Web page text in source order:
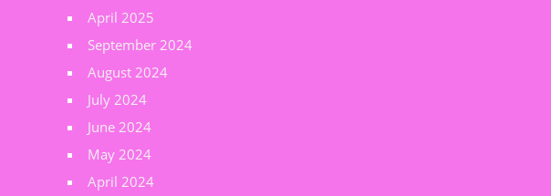
April 2025
September 2024
August 2024
July 2024
June 2024
May 2024
April 2024